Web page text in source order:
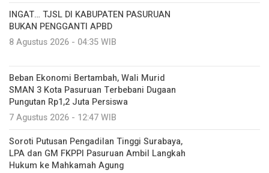
INGAT… TJSL DI KABUPATEN PASURUAN
BUKAN PENGGANTI APBD
8 Agustus 2026 - 04:35 WIB
Beban Ekonomi Bertambah, Wali Murid
SMAN 3 Kota Pasuruan Terbebani Dugaan
Pungutan Rp1,2 Juta Persiswa
7 Agustus 2026 - 12:47 WIB
Soroti Putusan Pengadilan Tinggi Surabaya,
LPA dan GM FKPPI Pasuruan Ambil Langkah
Hukum ke Mahkamah Agung